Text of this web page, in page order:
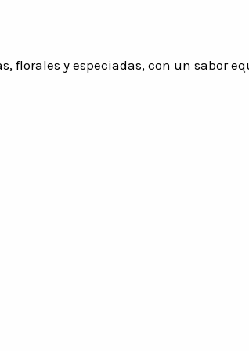
florales y especiadas, con un sabor